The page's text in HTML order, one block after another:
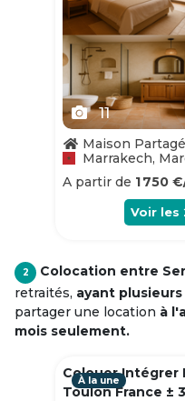
11
Maison
Marrakech,
A partir de 1 750
Voir les
2 Colocation entre
retraités, ayant
partager une location à
mois seulement.
Colouer Intégrer
Toulon France ±
À la une